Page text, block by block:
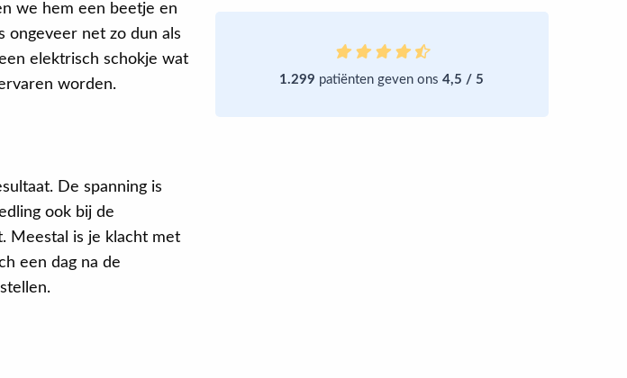
we hem een beetje en
ongeveer net zo dun als
elektrisch schokje wat
worden.
De spanning is
ook bij de
Meestal is je klacht met
een dag na de
1.299 patiënten geven ons4,5 / 5